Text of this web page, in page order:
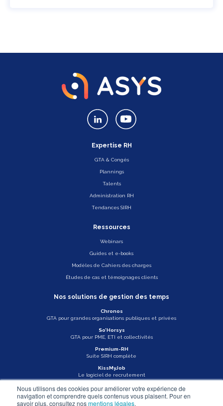
Nous utilisons des cookies pour améliorer votre expérience de
navigation et comprendre quels contenus vous plaisent. Pour en
savoir plus, consultez nosmentions légales.
Expertise RH
GTA & Congés
Plannings
Talents
Administration RH
Tendances SIRH
Ressources
Webinars
Guides et e-books
Modèles de Cahiers des charges
Études de cas et témoignages clients
Nos solutions de gestion des temps
Chronos
GTA pour grandes organisations publiques et privées
So’Horsys
GTA pour PME, ETI et collectivités
Premium-RH
Suite SIRH complète
KissMyJob
Le logiciel de recrutement
Veille légale